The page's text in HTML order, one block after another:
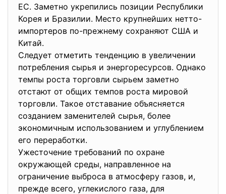
ЕС. Заметно укрепились позиции Республики
Корея и Бразилии. Место крупнейших нетто-
импортеров по-прежнему сохраняют США и
Китай.
Следует отметить тенденцию в увеличении
потребления сырья и энергоресурсов. Однако
темпы роста торговли сырьем заметно
отстают от общих темпов роста мировой
торговли. Такое отставание объясняется
созданием заменителей сырья, более
экономичным использованием и углублением
его переработки.
Ужесточение требований по охране
окружающей среды, направленное на
ограничение выброса в атмосферу газов, и,
прежде всего, углекислого газа, для